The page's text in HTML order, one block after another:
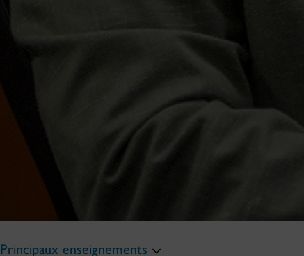
Principaux enseignements